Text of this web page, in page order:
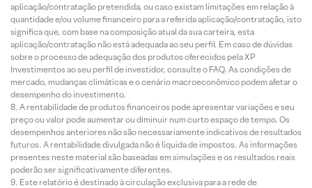
aplicação/contratação pretendida, ou caso existam limitações em relação à
quantidade e/ou volume financeiro para a referida aplicação/contratação, isto
significa que, com base na composição atual da sua carteira, esta
aplicação/contratação não está adequada ao seu perfil. Em caso de dúvidas
sobre o processo de adequação dos produtos oferecidos pela XP
Investimentos ao seu perfil de investidor, consulte o FAQ. As condições de
mercado, mudanças climáticas e o cenário macroeconômico podem afetar o
desempenho do investimento.
A rentabilidade de produtos financeiros pode apresentar variações e seu
preço ou valor pode aumentar ou diminuir num curto espaço de tempo. Os
desempenhos anteriores não são necessariamente indicativos de resultados
futuros. A rentabilidade divulgada não é líquida de impostos. As informações
presentes neste material são baseadas em simulações e os resultados reais
poderão ser significativamente diferentes.
Este relatório é destinado à circulação exclusiva para a rede de